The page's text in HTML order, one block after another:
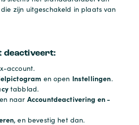
zijn uitgeschakeld in plaats van
deactiveert:
account.
en open Instellingen.
tabblad.
naar Accountdeactivering en -
, en bevestig het dan.